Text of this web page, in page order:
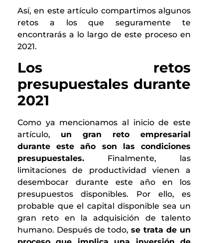
Así, en este artículo compartimos algunos
retos a los que seguramente te
encontrarás a lo largo de este proceso en
2021.
Los retos
presupuestales durante
2021
Como ya mencionamos al inicio de este
artículo, un gran reto empresarial
durante este año son las condiciones
presupuestales. Finalmente, las
limitaciones de productividad vienen a
desembocar durante este año en los
presupuestos disponibles. Por ello, es
probable que el capital disponible sea un
gran reto en la adquisición de talento
humano. Después de todo, se trata de un